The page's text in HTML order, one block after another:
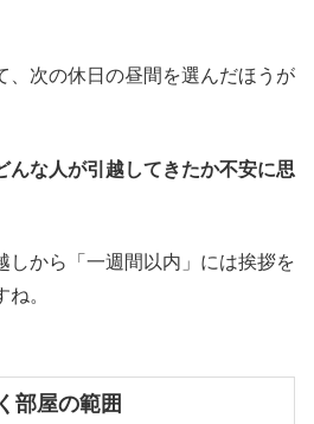
、次の休日の昼間を選んだほうが
んな人が引越してきたか不安に思
しから「一週間以内」には挨拶を
。
部屋の範囲